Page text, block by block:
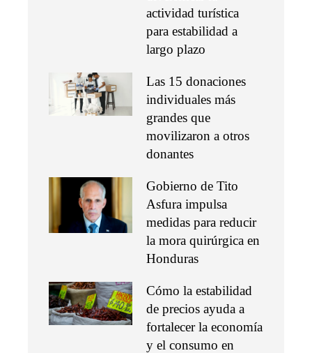
actividad turística
para estabilidad a
largo plazo
Las 15 donaciones
individuales más
grandes que
movilizaron a otros
donantes
Gobierno de Tito
Asfura impulsa
medidas para reducir
la mora quirúrgica en
Honduras
Cómo la estabilidad
de precios ayuda a
fortalecer la economía
y el consumo en